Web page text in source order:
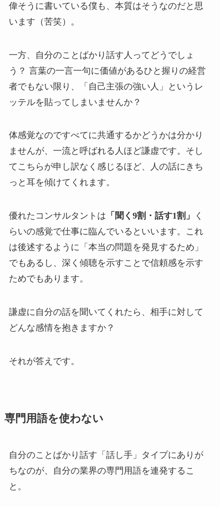
偉そうに書いている僕も、本質はそうなのだと思
います（苦笑）。
一方、自分のことばかり話す人ってどうでしょ
う？ 言葉の一言一句に価値があるひと握りの経営
者でもない限り、「自己主張の強い人」というレ
ッテルを貼ってしまいませんか？
体感覚なのですべてに共通するかどうかは分かり
ませんが、一流と呼ばれる人ほど謙虚です。そし
てこちらが申し訳なく感じるほど、人の話にきち
っと耳を傾けてくれます。
優れたコンサルタントは 「聞く9割・話す1割」
く
らいの感覚で仕事に臨んでいるといいます。これ
は後述するように「本当の問題を発見するため」
でもあるし、深く傾聴を示すことで信頼感を示す
ためでもあります。
謙虚に自分の話を聞いてくれたら、相手に対して
どんな感情を抱きますか？
それが答えです。
専門用語を使わない
自分のことばかり話す「話し手」タイプにありが
ちなのが、自分の業界の専門用語を連発するこ
と。